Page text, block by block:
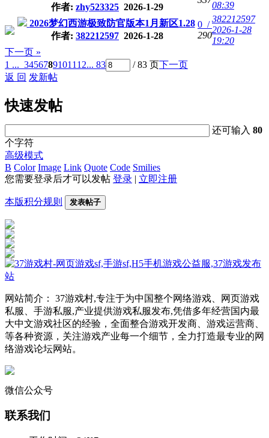
作者: zhy523325 2026-1-29
08:39
2026梦幻西游极致防官版本1月新区1.28
作者: 382212597 2026-1-28
0 /
290
382212597
2026-1-28
19:20
下一页 »
1 ... 34567891011 12... 83 / 83 页下一页
返 回 发新帖
快速发帖
还可输入80
个字符
高级模式
B Color Image Link Quote Code Smilies
您需要登录后才可以发帖 登录 | 立即注册
本版积分规则 发表帖子
网站简介： 37游戏村,专注于为中国整个网络游戏、网页游戏
私服、手游私服,产业提供游戏私服发布,凭借多年经营国内最
大中文游戏社区的经验，全面整合游戏开发商、游戏运营商、
等各种资源，关注游戏产业每一个细节，全力打造最专业的网
络游戏论坛网站。
微信公众号
联系我们